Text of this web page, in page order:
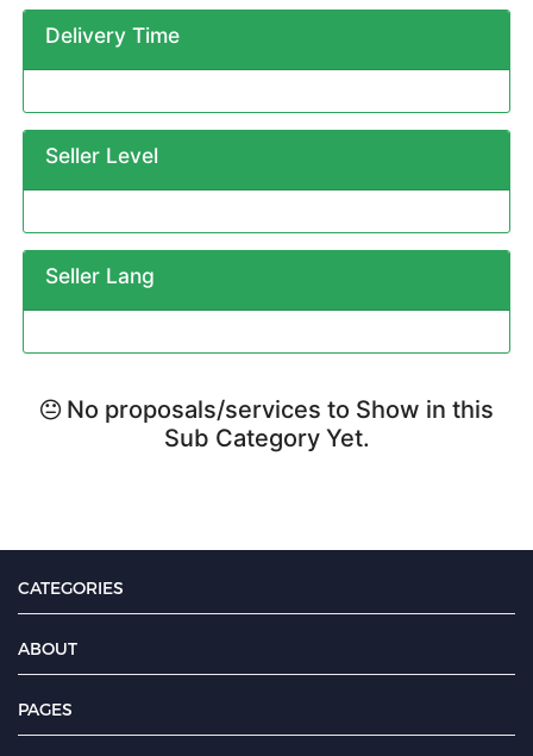
Delivery Time
Seller Level
Seller Lang
No proposals/services to Show in this
Sub Category Yet.
CATEGORIES
ABOUT
PAGES